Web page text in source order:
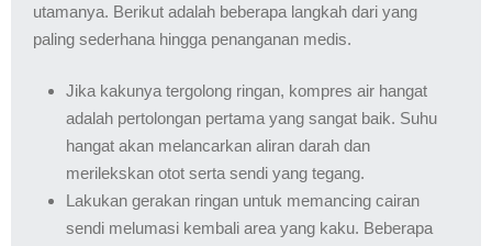
utamanya. Berikut adalah beberapa langkah dari yang
paling sederhana hingga penanganan medis.
Jika kakunya tergolong ringan, kompres air hangat
adalah pertolongan pertama yang sangat baik. Suhu
hangat akan melancarkan aliran darah dan
merilekskan otot serta sendi yang tegang.
Lakukan gerakan ringan untuk memancing cairan
sendi melumasi kembali area yang kaku. Beberapa